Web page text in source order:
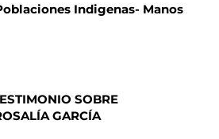
Indigenas- Manos
SOBRE
GARCÍA